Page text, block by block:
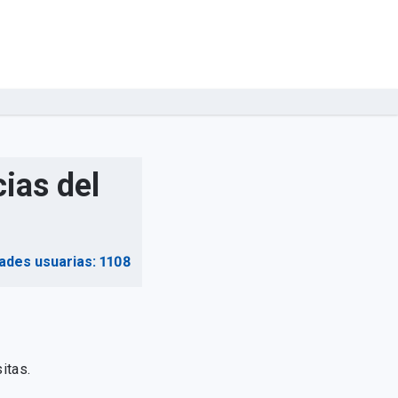
del
usuarias: 1108